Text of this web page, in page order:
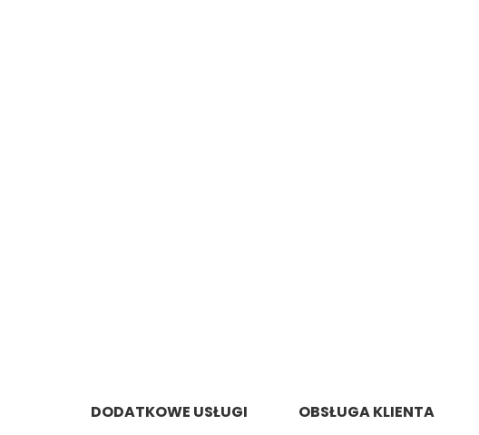
DODATKOWE USŁUGI OBSŁUGA KLIENTA